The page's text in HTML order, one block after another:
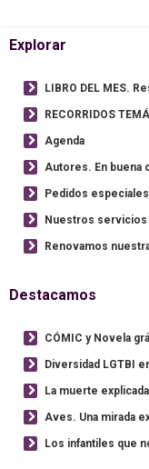
Explorar
LIBRO DEL MES.
RECORRIDOS
Agenda
Autores. En buena
Pedidos especiales
Nuestros servicios
Renovamos
Destacamos
CÓMIC y Novela
Diversidad LGTBI
La muerte
Aves. Una mirada
Los infantiles que